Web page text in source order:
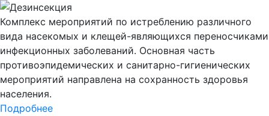
Комплекс мероприятий по истреблению различного
вида насекомых и клещей-являющихся переносчиками
инфекционных заболеваний. Основная часть
противоэпидемических и санитарно-гигиенических
мероприятий направлена на сохранность здоровья
населения.
Подробнее